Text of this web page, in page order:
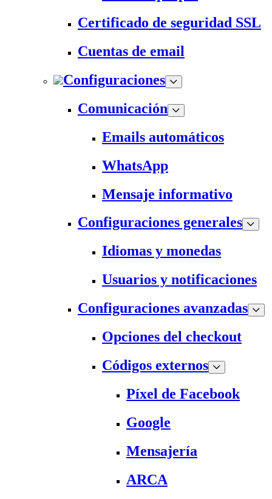
Certificado de seguridad SSL
Cuentas de email
Configuraciones
Comunicación
Emails automáticos
WhatsApp
Mensaje informativo
Configuraciones generales
Idiomas y monedas
Usuarios y notificaciones
Configuraciones avanzadas
Opciones del checkout
Códigos externos
Píxel de Facebook
Google
Mensajería
ARCA